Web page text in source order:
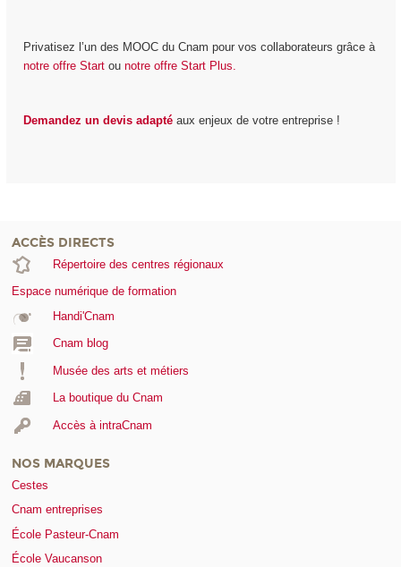
Privatisez l’un des MOOC du Cnam pour vos collaborateurs grâce à
notre offre Startou notre offre Start Plus.
Demandez un devis adaptéaux enjeux de votre entreprise !
ACCÈS DIRECTS
Répertoire des centres régionaux
Espace numérique de formation
Handi'Cnam
Cnam blog
Musée des arts et métiers
La boutique du Cnam
Accès à intraCnam
NOS MARQUES
Cestes
Cnam entreprises
École Pasteur-Cnam
École Vaucanson